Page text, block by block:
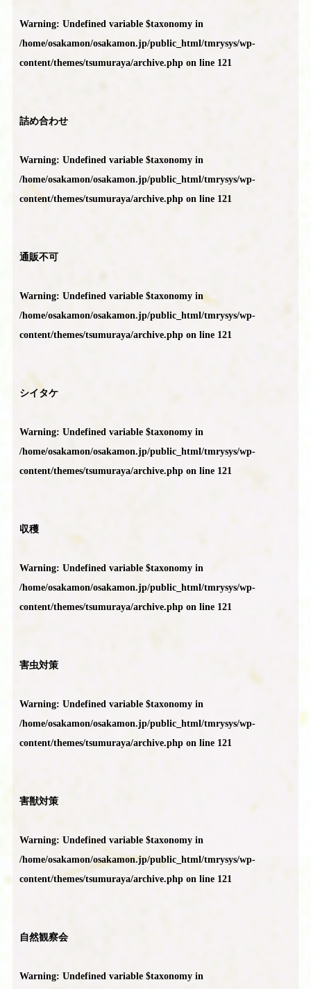
Warning: Undefined variable $taxonomy in
/home/osakamon/osakamon.jp/public_html/tmrysys/wp-
content/themes/tsumuraya/archive.php on line 121
詰め合わせ
Warning: Undefined variable $taxonomy in
/home/osakamon/osakamon.jp/public_html/tmrysys/wp-
content/themes/tsumuraya/archive.php on line 121
通販不可
Warning: Undefined variable $taxonomy in
/home/osakamon/osakamon.jp/public_html/tmrysys/wp-
content/themes/tsumuraya/archive.php on line 121
シイタケ
Warning: Undefined variable $taxonomy in
/home/osakamon/osakamon.jp/public_html/tmrysys/wp-
content/themes/tsumuraya/archive.php on line 121
収穫
Warning: Undefined variable $taxonomy in
/home/osakamon/osakamon.jp/public_html/tmrysys/wp-
content/themes/tsumuraya/archive.php on line 121
害虫対策
Warning: Undefined variable $taxonomy in
/home/osakamon/osakamon.jp/public_html/tmrysys/wp-
content/themes/tsumuraya/archive.php on line 121
害獣対策
Warning: Undefined variable $taxonomy in
/home/osakamon/osakamon.jp/public_html/tmrysys/wp-
content/themes/tsumuraya/archive.php on line 121
自然観察会
Warning: Undefined variable $taxonomy in